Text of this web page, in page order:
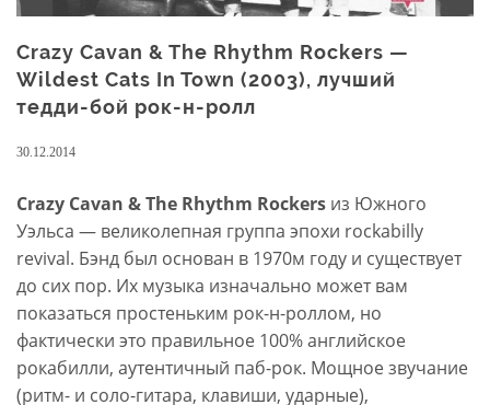
Crazy Cavan & The Rhythm Rockers —
Wildest Cats In Town (2003), лучший
тедди-бой рок-н-ролл
30.12.2014
Crazy Cavan & The Rhythm Rockers из Южного
Уэльса — великолепная группа эпохи rockabilly
revival. Бэнд был основан в 1970м году и существует
до сих пор. Их музыка изначально может вам
показаться простеньким рок-н-роллом, но
фактически это правильное 100% английское
рокабилли, аутентичный паб-рок. Мощное звучание
(ритм- и соло-гитара, клавиши, ударные),